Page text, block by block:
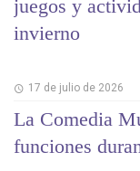
juegos y
invierno
17 de julio de 2026
La Comedia
funciones